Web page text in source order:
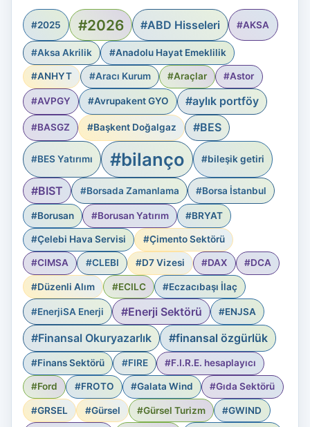
#2025 #2026 #ABD Hisseleri #AKSA
#Aksa Akrilik #Anadolu Hayat Emeklilik
#ANHYT #Aracı Kurum #Araçlar #Astor
#AVPGY #Avrupakent GYO #aylık portföy
#BASGZ #Başkent Doğalgaz #BES
#BES Yatırımı #bilanço #bileşik getiri
#BIST #Borsada Zamanlama #Borsa İstanbul
#Borusan #Borusan Yatırım #BRYAT
#Çelebi Hava Servisi #Çimento Sektörü
#CIMSA #CLEBI #D7 Vizesi #DAX #DCA
#Düzenli Alım #ECILC #Eczacıbaşı İlaç
#EnerjiSA Enerji #Enerji Sektörü #ENJSA
#Finansal Okuryazarlık #finansal özgürlük
#Finans Sektörü #FIRE #F.I.R.E. hesaplayıcı
#Ford #FROTO #Galata Wind #Gıda Sektörü
#GRSEL #Gürsel #Gürsel Turizm #GWIND